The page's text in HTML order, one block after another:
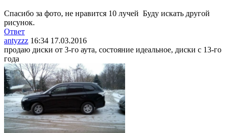
Спасибо за фото, не нравится 10 лучей Буду искать другой
рисунок.
Ответ
antyzzz 16:34 17.03.2016
продаю диски от 3-го аута, состояние идеальное, диски с 13-го
года